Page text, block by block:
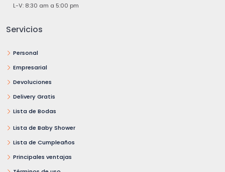
L-V: 8:30 am a 5:00 pm
Servicios
Personal
Empresarial
Devoluciones
Delivery Gratis
Lista de Bodas
Lista de Baby Shower
Lista de Cumpleaños
Principales ventajas